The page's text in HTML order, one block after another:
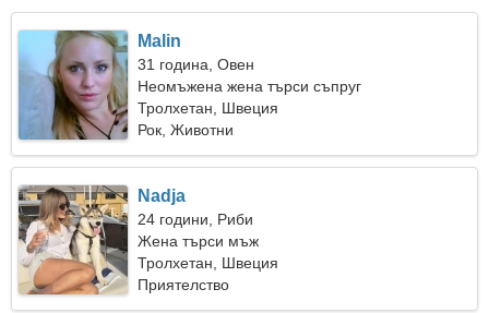
Malin
31 година, Овен
Неомъжена жена търси съпруг
Тролхетан, Швеция
Рок, Животни
Nadja
24 години, Риби
Жена търси мъж
Тролхетан, Швеция
Приятелство